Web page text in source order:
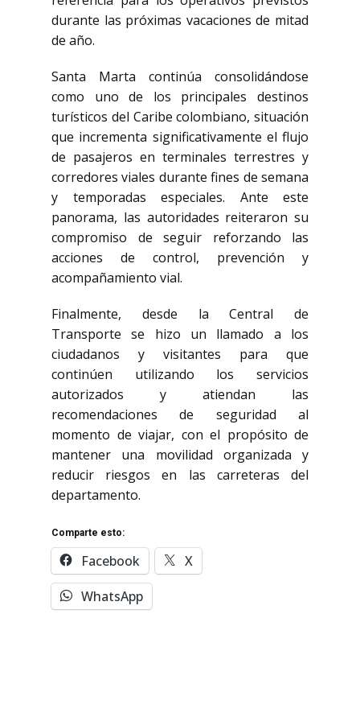
durante las próximas vacaciones de mitad
de año.
Santa Marta continúa consolidándose
como uno de los principales destinos
turísticos del Caribe colombiano, situación
que incrementa significativamente el flujo
de pasajeros en terminales terrestres y
corredores viales durante fines de semana
y temporadas especiales. Ante este
panorama, las autoridades reiteraron su
compromiso de seguir reforzando las
acciones de control, prevención y
acompañamiento vial.
Finalmente, desde la Central de
Transporte se hizo un llamado a los
ciudadanos y visitantes para que
continúen utilizando los servicios
autorizados y atiendan las
recomendaciones de seguridad al
momento de viajar, con el propósito de
mantener una movilidad organizada y
reducir riesgos en las carreteras del
departamento.
Comparte esto:
Facebook
X
WhatsApp